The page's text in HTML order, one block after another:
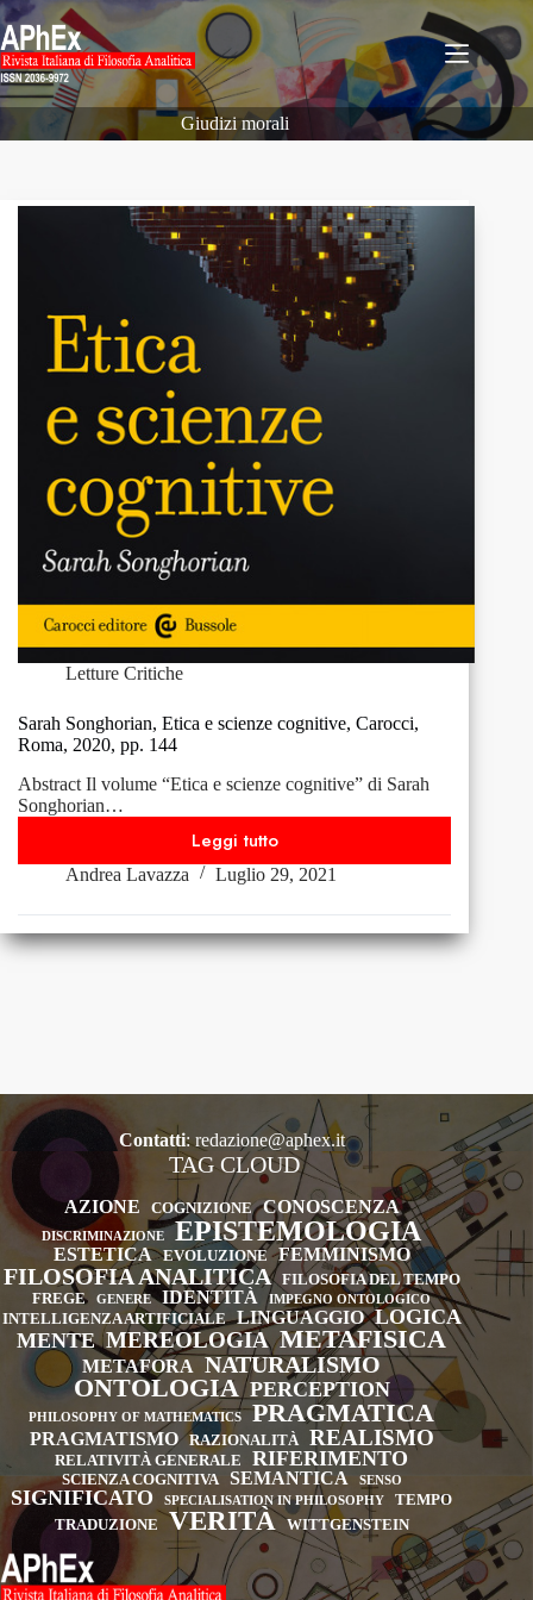
Salta
al
contenuto
Giudizi morali
Letture Critiche
Sarah Songhorian, Etica e scienze cognitive, Carocci,
Roma, 2020, pp. 144
Abstract Il volume “Etica e scienze cognitive” di Sarah
Songhorian…
Leggi tutto
Sarah
Songhorian,
e
scienze
pp.
Andrea Lavazza Luglio 29, 2021
Contatti:redazione@aphex.it
TAG CLOUD
AZIONE COGNIZIONE CONOSCENZA
DISCRIMINAZIONE EPISTEMOLOGIA
ESTETICA EVOLUZIONE FEMMINISMO
FILOSOFIA ANALITICA
FILOSOFIA DEL TEMPO
FREGE
GENERE IDENTITÀ IMPEGNO ONTOLOGICO
INTELLIGENZA ARTIFICIALE LINGUAGGIO LOGICA
MENTE MEREOLOGIA METAFISICA
METAFORA NATURALISMO
ONTOLOGIA PERCEPTION
PHILOSOPHY OF MATHEMATICS PRAGMATICA
PRAGMATISMO RAZIONALITÀ REALISMO
RELATIVITÀ GENERALE RIFERIMENTO
SCIENZA COGNITIVA SEMANTICA SENSO
SIGNIFICATO SPECIALISATION IN PHILOSOPHY
TEMPO
TRADUZIONE
VERITÀ WITTGENSTEIN